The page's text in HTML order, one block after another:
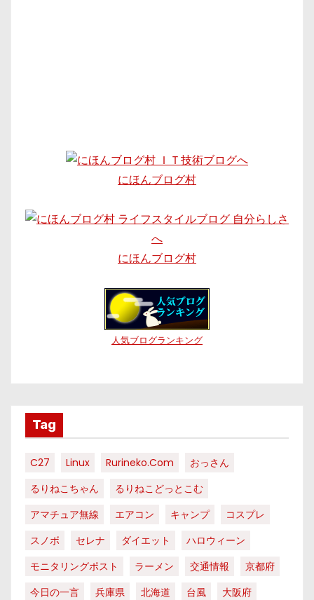
にほんブログ村
にほんブログ村
人気ブログランキング
Tag
C27 Linux Rurineko.com
おっさん
るりねこちゃん
るりねこどっとこむ
アマチュア無線
エアコン キャンプ
コスプレ
スノボ
セレナ ダイエット
ハロウィーン
モニタリングポスト
ラーメン 交通情報
京都府
今日の一言
兵庫県 北海道 台風
大阪府